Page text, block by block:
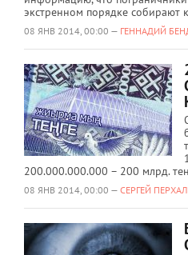
экстренном порядке собирают
08 ЯНВ 2014, 00:00 — ГЕННАДИЙ
200.000.000.000 – 200 млрд.
08 ЯНВ 2014, 00:00 — СЕРГЕЙ